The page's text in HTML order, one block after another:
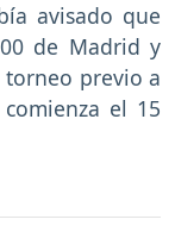
avisado que
de Madrid y
torneo previo a
el 15